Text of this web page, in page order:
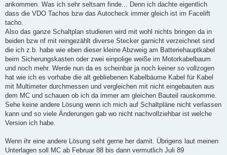
ankommen. Was ich sehr seltsam finde... Denn ich dachte eigentlich
dass die VDO Tachos bzw das Autocheck immer gleich ist im Facelift
tacho.
Also das ganze Schaltplan studieren wird mit wohl nichts bringen da in
beiden bzw nf mit reingezählt diverse Stecker garnicht verzeichnet sind
die ich z.b. habe wie eben dieser kleine Abzweig am Batteriehauptkabel
beim Sicherungskasten oder zwei einpolige weiße im Motorkabelbaum
und noch mehr. Werde nun da es scheinbar ja noch keiner so vollzogen
hat wie ich es vorhabe die alt gebliebenen Kabelbäume Kabel für Kabel
mit Multimeter durchmessen und vergleichen mit nicht eingebauten aus
dem MC und schauen ob ich da immer am gleichen Bauteil rauskomme.
Sehe keine andere Lösung wenn ich mich auf Schaltpläne nicht verlassen
kann und so viele Änderungen gab wo nicht nachvollziehbar ist welche
Version ich habe.
Wenn ihr eine andere Lösung seht gerne her damit. Übrigens laut meinen
Unterlagen soll MC ab Februar 88 bis dann vermutlich Juli 89